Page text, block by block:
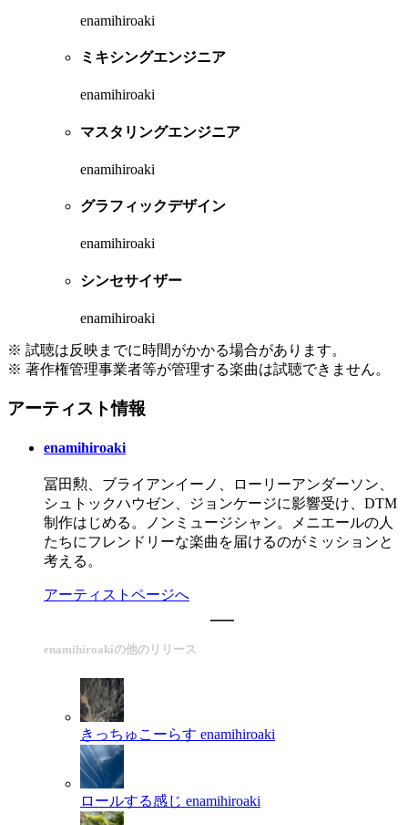
enamihiroaki
ミキシングエンジニア
enamihiroaki
マスタリングエンジニア
enamihiroaki
グラフィックデザイン
enamihiroaki
シンセサイザー
enamihiroaki
※ 試聴は反映までに時間がかかる場合があります。
※ 著作権管理事業者等が管理する楽曲は試聴できません。
アーティスト情報
enamihiroaki
冨田勲、ブライアンイーノ、ローリーアンダーソン、
シュトックハウゼン、ジョンケージに影響受け、DTM
制作はじめる。ノンミュージシャン。メニエールの人
たちにフレンドリーな楽曲を届けるのがミッションと
考える。
アーティストページへ
enamihiroakiの他のリリース
きっちゅこーらす enamihiroaki
ロールする感じ enamihiroaki